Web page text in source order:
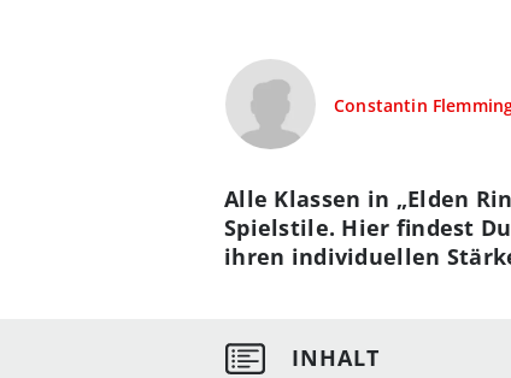
Constantin
Alle Klassen in „Elden
Spielstile. Hier findest
ihren individuellen